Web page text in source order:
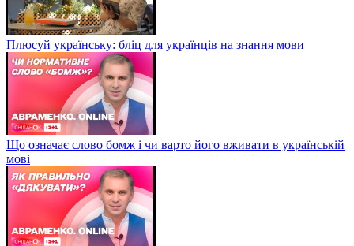
Плюсуй українську: бліц для українців на знання мови
Що означає слово бомж і чи варто його вживати в українській
мові